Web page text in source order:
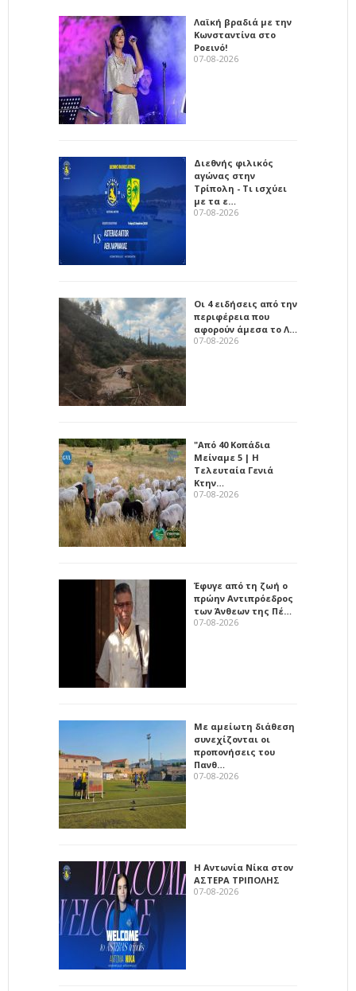
Λαϊκή βραδιά με την
Κωνσταντίνα στο
Ροεινό!
07-08-2026
Διεθνής φιλικός
αγώνας στην
Τρίπολη - Τι ισχύει
με τα ε…
07-08-2026
Οι 4 ειδήσεις από την
περιφέρεια που
αφορούν άμεσα το Λ…
07-08-2026
"Από 40 Κοπάδια
Μείναμε 5 | Η
Τελευταία Γενιά
Κτην…
07-08-2026
Έφυγε από τη ζωή ο
πρώην Αντιπρόεδρος
των Άνθεων της Πέ…
07-08-2026
Με αμείωτη διάθεση
συνεχίζονται οι
προπονήσεις του
Πανθ…
07-08-2026
Η Αντωνία Νίκα στον
ΑΣΤΕΡΑ ΤΡΙΠΟΛΗΣ
07-08-2026